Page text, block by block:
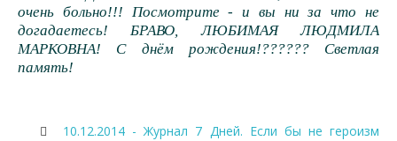
очень больно!!! Посмотрите - и вы ни за что не
догадаетесь! БРАВО, ЛЮБИМАЯ ЛЮДМИЛА
МАРКОВНА! С днём рождения!?????? Светлая
память!
10.12.2014 - Журнал 7 Дней. Если бы не героизм